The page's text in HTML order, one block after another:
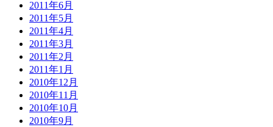
2011年6月
2011年5月
2011年4月
2011年3月
2011年2月
2011年1月
2010年12月
2010年11月
2010年10月
2010年9月